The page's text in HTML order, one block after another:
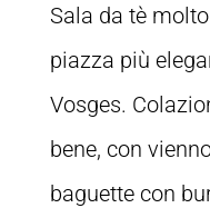
Sala da tè
piazza più
Vosges.
bene, con
baguette con